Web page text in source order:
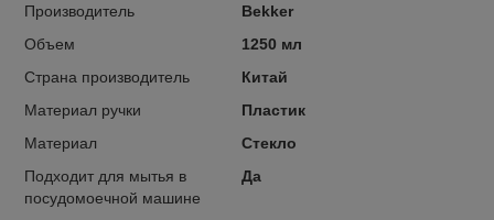
Производитель
Bekker
Объем
1250 мл
Страна производитель
Китай
Материал ручки
Пластик
Материал
Стекло
Подходит для мытья в
посудомоечной машине
Да